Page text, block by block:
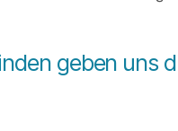
geben uns